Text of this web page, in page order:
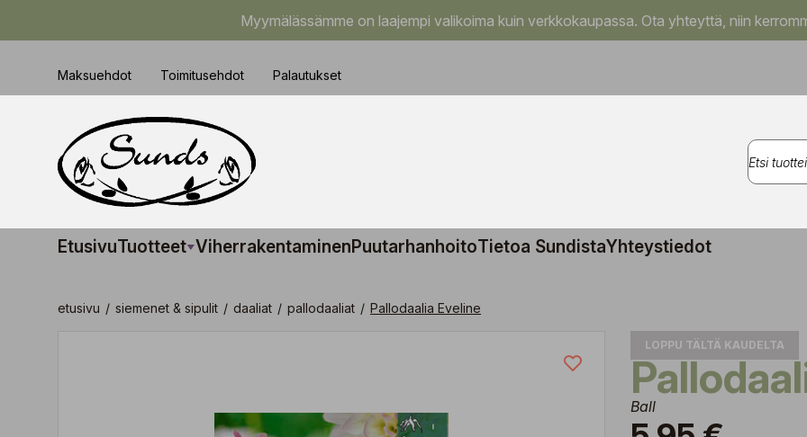
Myymälässämme on laajempi valikoima kuin verkkokaupassa. Ota yhteyttä, niin
Maksuehdot Toimitusehdot Palautukset
EtusivuTuotteet ViherrakentaminenPuutarhanhoitoTietoa SundistaYhteystiedot
etusivu / siemenet & sipulit / daaliat / pallodaaliat / Pallodaalia Eveline
LOPPU TÄLTÄ KAUDELTA
Ball